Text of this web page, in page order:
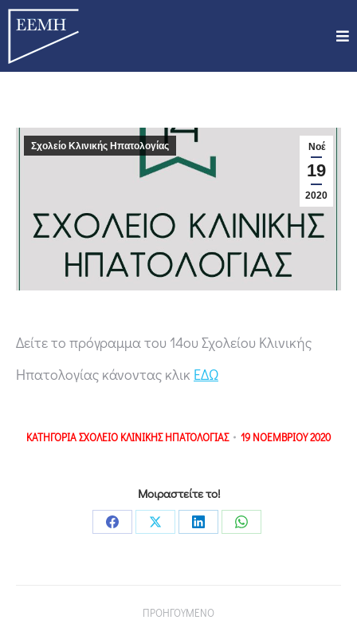
Νοέ
19
2020
Σχολείο Κλινικής Ηπατολογίας
Δείτε το πρόγραμμα του 14ου Σχολείου Κλινικής
Ηπατολογίας κάνοντας κλικ ΕΔΩ
ΚΑΤΗΓΟΡΙΑΣΧΟΛΕΙΟ ΚΛΙΝΙΚΗΣ ΗΠΑΤΟΛΟΓΙΑΣ 19 ΝΟΕΜΒΡΙΟΥ 2020
Μοιραστείτε το!
ΠΡΟΗΓΟΥΜΕΝΟ